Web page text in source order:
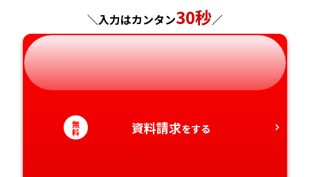
神奈川県
長野県
岐阜県
静岡県
愛知県
兵庫県
奈良県
和歌山県
広島県
山口県
徳島県
香川県
長崎県
熊本県
大分県
宮崎県
＼入力はカンタン30秒／
無
料 資料請求をする